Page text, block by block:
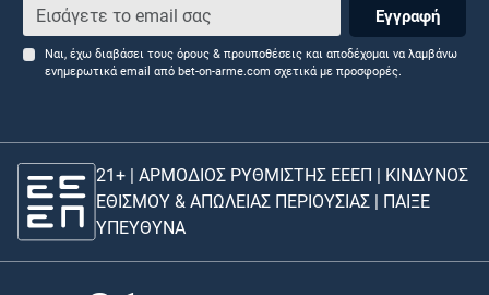
Εγγραφή
Ναι, έχω διαβάσει τους όρους & προυποθέσεις και αποδέχομαι να λαμβάνω
ενημερωτικά email από bet-on-arme.com σχετικά με προσφορές.
21+ | ΑΡΜΟΔΙΟΣ ΡΥΘΜΙΣΤΗΣ ΕΕΕΠ | ΚΙΝΔΥΝΟΣ
ΕΘΙΣΜΟΥ & ΑΠΩΛΕΙΑΣ ΠΕΡΙΟΥΣΙΑΣ | ΠΑΙΞΕ
ΥΠΕΥΘΥΝΑ